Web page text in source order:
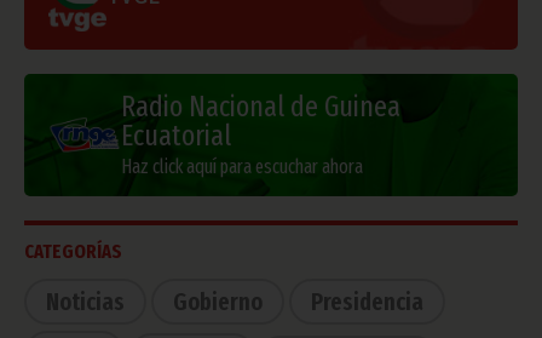
Radio Nacional de Guinea
Ecuatorial
Haz click aquí para escuchar ahora
CATEGORÍAS
Noticias Gobierno
Presidencia